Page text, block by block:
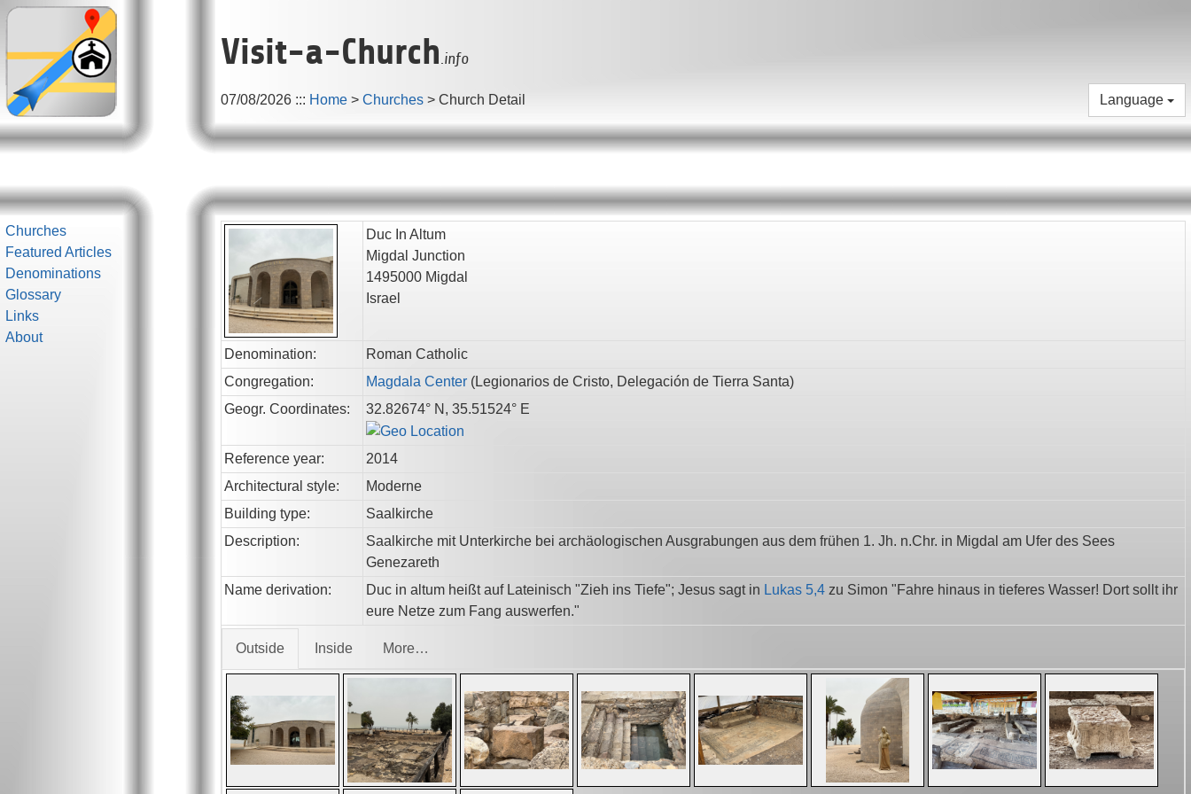
Visit-a-Church.info
07/08/2026 ::: Home > Churches > Church Detail Language
Churches
Featured Articles
Denominations
Glossary
Links
About
Duc In Altum
Migdal Junction
1495000 Migdal
Israel
Denomination:
Roman Catholic
Congregation:
Magdala Center (Legionarios de Cristo, Delegación de Tierra Santa)
Geogr. Coordinates:
32.82674° N, 35.51524° E
Reference year:
2014
Architectural style:
Moderne
Building type:
Saalkirche
Description:
Saalkirche mit Unterkirche bei archäologischen Ausgrabungen aus dem frühen 1. Jh. n.Chr. in Migdal am Ufer des Sees
Genezareth
Name derivation:
Duc in altum heißt auf Lateinisch "Zieh ins Tiefe"; Jesus sagt in Lukas 5,4 zu Simon "Fahre hinaus in tieferes Wasser! Dort sollt ihr
eure Netze zum Fang auswerfen."
Outside Inside More…